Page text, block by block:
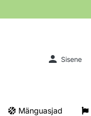
 Sisene
Mänguasjad